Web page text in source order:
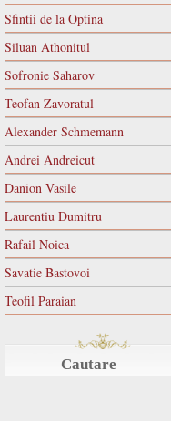
Sfintii de la Optina
Siluan Athonitul
Sofronie Saharov
Teofan Zavoratul
Alexander Schmemann
Andrei Andreicut
Danion Vasile
Laurentiu Dumitru
Rafail Noica
Savatie Bastovoi
Teofil Paraian
Cautare